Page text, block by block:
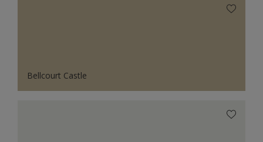
Bellcourt Castle